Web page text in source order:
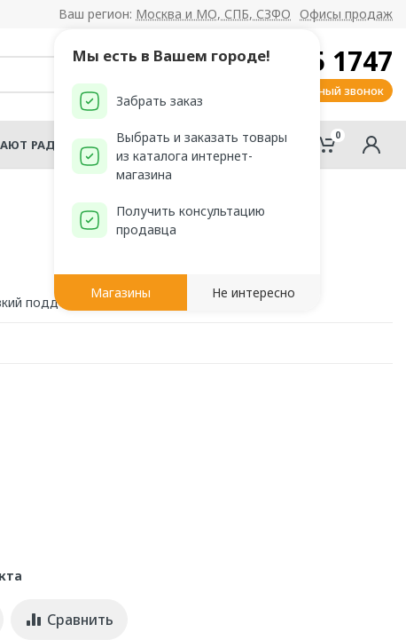
Ваш регион: Москва и МО, СПБ, СЗФО Офисы продаж
8 800 555 1747
Заказать обратный звонок
РАДОМИР?
0
поддон
Сравнить
Мы есть в Вашем городе!
Забрать заказ
Выбрать и заказать товары
из каталога интернет-
магазина
Получить консультацию
продавца
Магазины Не интересно